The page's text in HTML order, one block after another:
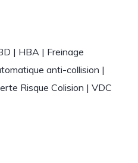
| HBA | Freinage
anti-collision |
Risque Colision | VDC